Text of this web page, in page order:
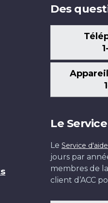
Des
Le
Le Service
jours par
membres de
client d’ACC